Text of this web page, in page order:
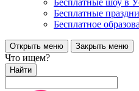
Бесплатные шоу в
Бесплатные
Бесплатное
Открыть меню Закрыть меню
Что ищем?
Найти